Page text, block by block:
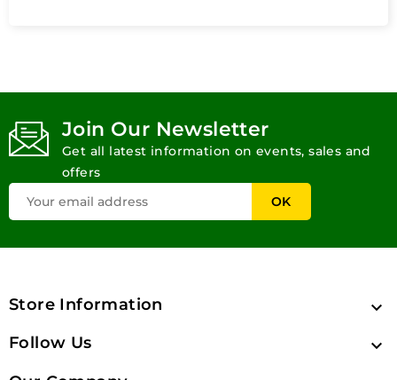
Join Our Newsletter
Get all latest information on events, sales and
offers
Store Information 
Follow Us 